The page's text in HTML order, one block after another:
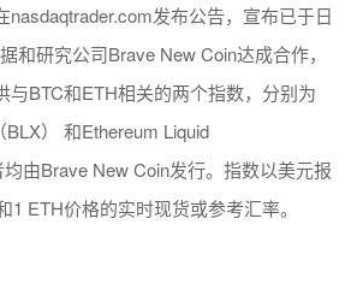
nasdaqtrader.com发布公告，宣布已于日
和研究公司Brave New Coin达成合作，
与BTC和ETH相关的两个指数，分别为
BLX） 和Ethereum Liquid
由Brave New Coin发行。指数以美元报
1 ETH价格的实时现货或参考汇率。